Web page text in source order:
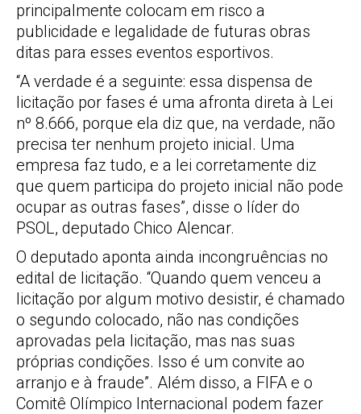
principalmente colocam em risco a
publicidade e legalidade de futuras obras
ditas para esses eventos esportivos.
“A verdade é a seguinte: essa dispensa de
licitação por fases é uma afronta direta à Lei
nº 8.666, porque ela diz que, na verdade, não
precisa ter nenhum projeto inicial. Uma
empresa faz tudo, e a lei corretamente diz
que quem participa do projeto inicial não pode
ocupar as outras fases”, disse o líder do
PSOL, deputado Chico Alencar.
O deputado aponta ainda incongruências no
edital de licitação. “Quando quem venceu a
licitação por algum motivo desistir, é chamado
o segundo colocado, não nas condições
aprovadas pela licitação, mas nas suas
próprias condições. Isso é um convite ao
arranjo e à fraude”. Além disso, a FIFA e o
Comitê Olímpico Internacional podem fazer